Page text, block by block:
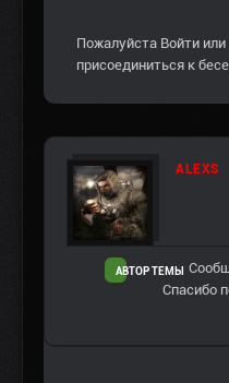
Пожалуйста Войти или
присоединиться к
ALEXS
АВТОР ТЕМЫ
Спасибо